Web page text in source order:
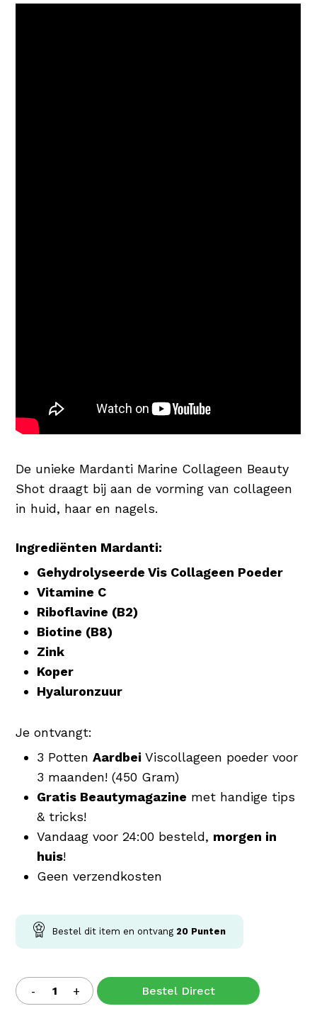
De unieke Mardanti Marine Collageen Beauty
Shot draagt bij aan de vorming van collageen
in huid, haar en nagels.
Ingrediënten Mardanti:
Gehydrolyseerde Vis Collageen Poeder
Vitamine C
Riboflavine (B2)
Biotine (B8)
Zink
Koper
Hyaluronzuur
Je ontvangt:
3 PottenAardbei Viscollageen poeder voor
3 maanden! (450 Gram)
Gratis Beautymagazine met handige tips
& tricks!
Vandaag voor 24:00 besteld, morgen in
huis!
Geen verzendkosten
Bestel dit item en ontvang 20 Punten
Bestel Direct